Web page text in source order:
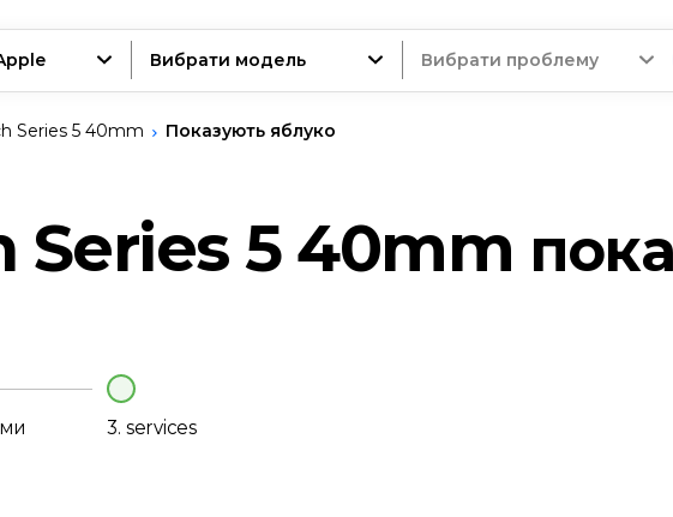
Вибрати модель Вибрати проблему
Series 5 40mm Показують яблуко
Series 5 40mm
3. services